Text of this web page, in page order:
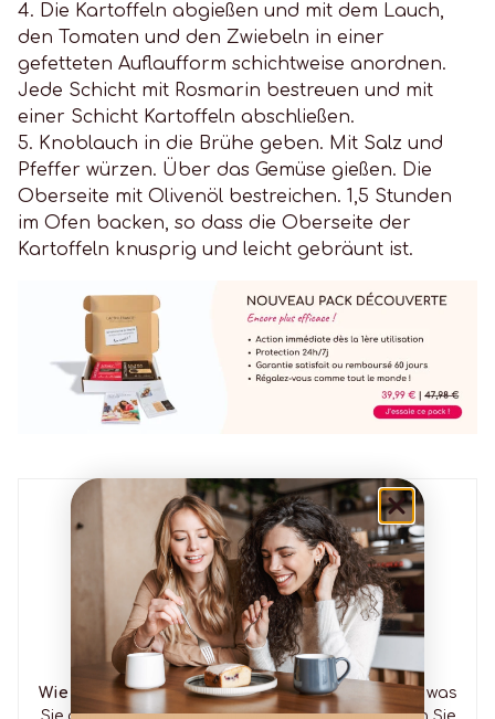
4. Die Kartoffeln abgießen und mit dem Lauch,
den Tomaten und den Zwiebeln in einer
gefetteten Auflaufform schichtweise anordnen.
Jede Schicht mit Rosmarin bestreuen und mit
einer Schicht Kartoffeln abschließen.
5. Knoblauch in die Brühe geben. Mit Salz und
Pfeffer würzen. Über das Gemüse gießen. Die
Oberseite mit Olivenöl bestreichen. 1,5 Stunden
im Ofen backen, so dass die Oberseite der
Kartoffeln knusprig und leicht gebräunt ist.
Vincent
Hallo, ich bin Vincent
Wie Sie bin ich laktoseintolerantIch weiß genau, was